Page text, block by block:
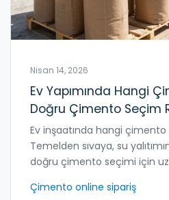
Nisan 14, 2026
Ev Yapımında Hangi
Doğru Çimento Seçim
Ev inşaatında hangi
Temelden sıvaya, su
doğru çimento seçimi için
Çimento online sipariş